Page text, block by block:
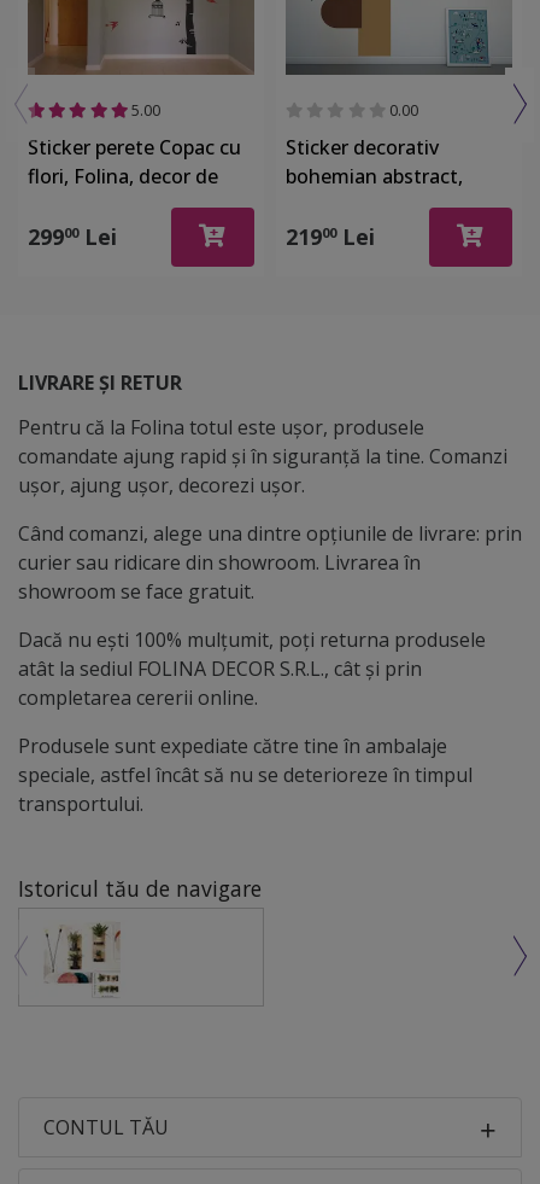
5.00
Sticker perete Copac cu
flori, Folina, decor de
mari dimensiuni, 2.5
metri
29900Lei
0.00
Sticker decorativ
bohemian abstract,
compus din 8 elemente
cu aplicare
independentă, Folina,
21900Lei
LIVRARE ȘI RETUR
Pentru că la Folina totul este ușor, produsele
comandate ajung rapid și în siguranță la tine. Comanzi
ușor, ajung ușor, decorezi ușor.
Când comanzi, alege una dintre opțiunile de livrare: prin
curier sau ridicare din showroom. Livrarea în
showroom se face gratuit.
Dacă nu ești 100% mulțumit, poți returna produsele
atât la sediul FOLINA DECOR S.R.L., cât și prin
completarea cererii online.
Produsele sunt expediate către tine în ambalaje
speciale, astfel încât să nu se deterioreze în timpul
transportului.
Istoricul tău de navigare
CONTUL TĂU